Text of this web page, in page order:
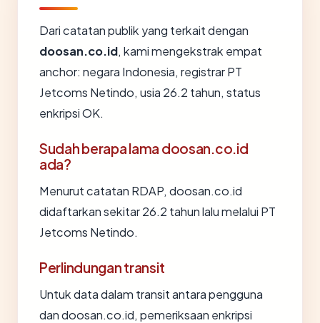
Dari catatan publik yang terkait dengan
doosan.co.id, kami mengekstrak empat
anchor: negara Indonesia, registrar PT
Jetcoms Netindo, usia 26.2 tahun, status
enkripsi OK.
Sudah berapa lama doosan.co.id
ada?
Menurut catatan RDAP, doosan.co.id
didaftarkan sekitar 26.2 tahun lalu melalui PT
Jetcoms Netindo.
Perlindungan transit
Untuk data dalam transit antara pengguna
dan doosan.co.id, pemeriksaan enkripsi